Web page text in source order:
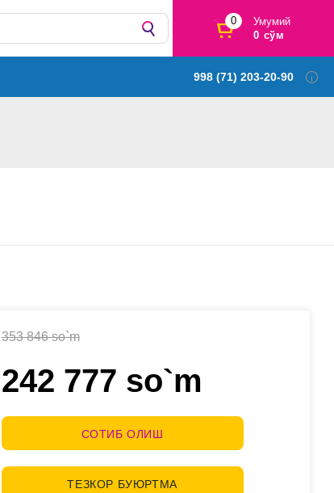
0
Умумий
0 сўм
998 (71) 203-20-90
353 846 so`m
242 777 so`m
СОТИБ ОЛИШ
ТЕЗКОР БУЮРТМА